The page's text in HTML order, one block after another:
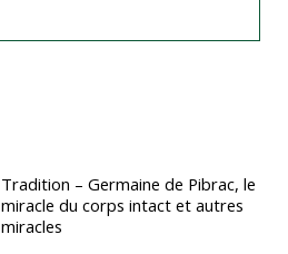
Tradition – Germaine de Pibrac, le
miracle du corps intact et autres
miracles